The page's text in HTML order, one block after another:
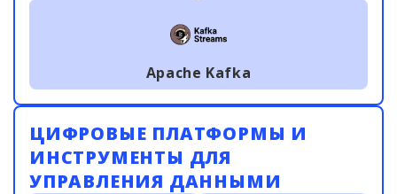
Apache Kafka
ЦИФРОВЫЕ ПЛАТФОРМЫ И
ИНСТРУМЕНТЫ ДЛЯ
УПРАВЛЕНИЯ ДАННЫМИ